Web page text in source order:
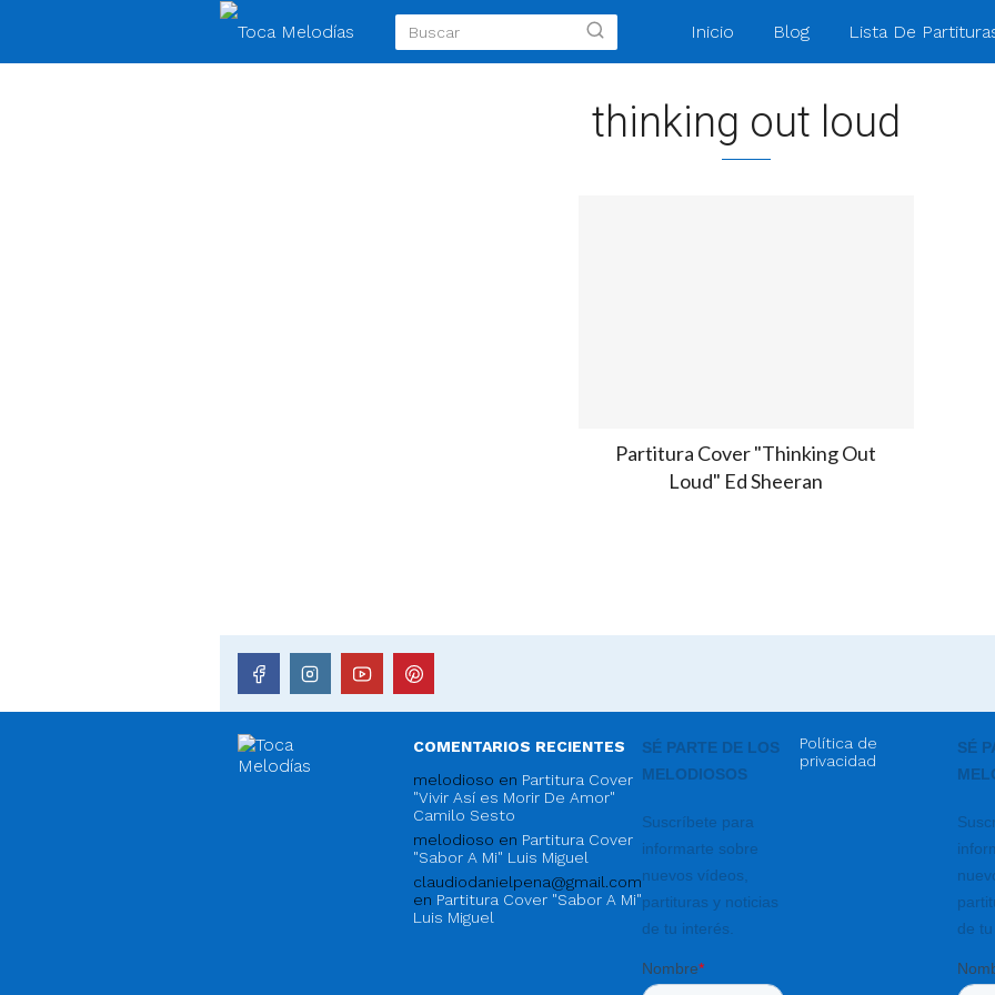
Inicio Blog Lista De
thinking out loud
Partitura Cover "Thinking Out
Loud" Ed Sheeran
COMENTARIOS RECIENTES
melodioso en Partitura Cover
"Vivir Así es Morir De Amor"
Camilo Sesto
melodioso en Partitura Cover
"Sabor A Mi" Luis Miguel
claudiodanielpena@gmail.com
en Partitura Cover "Sabor A Mi"
Luis Miguel
Política de
privacidad